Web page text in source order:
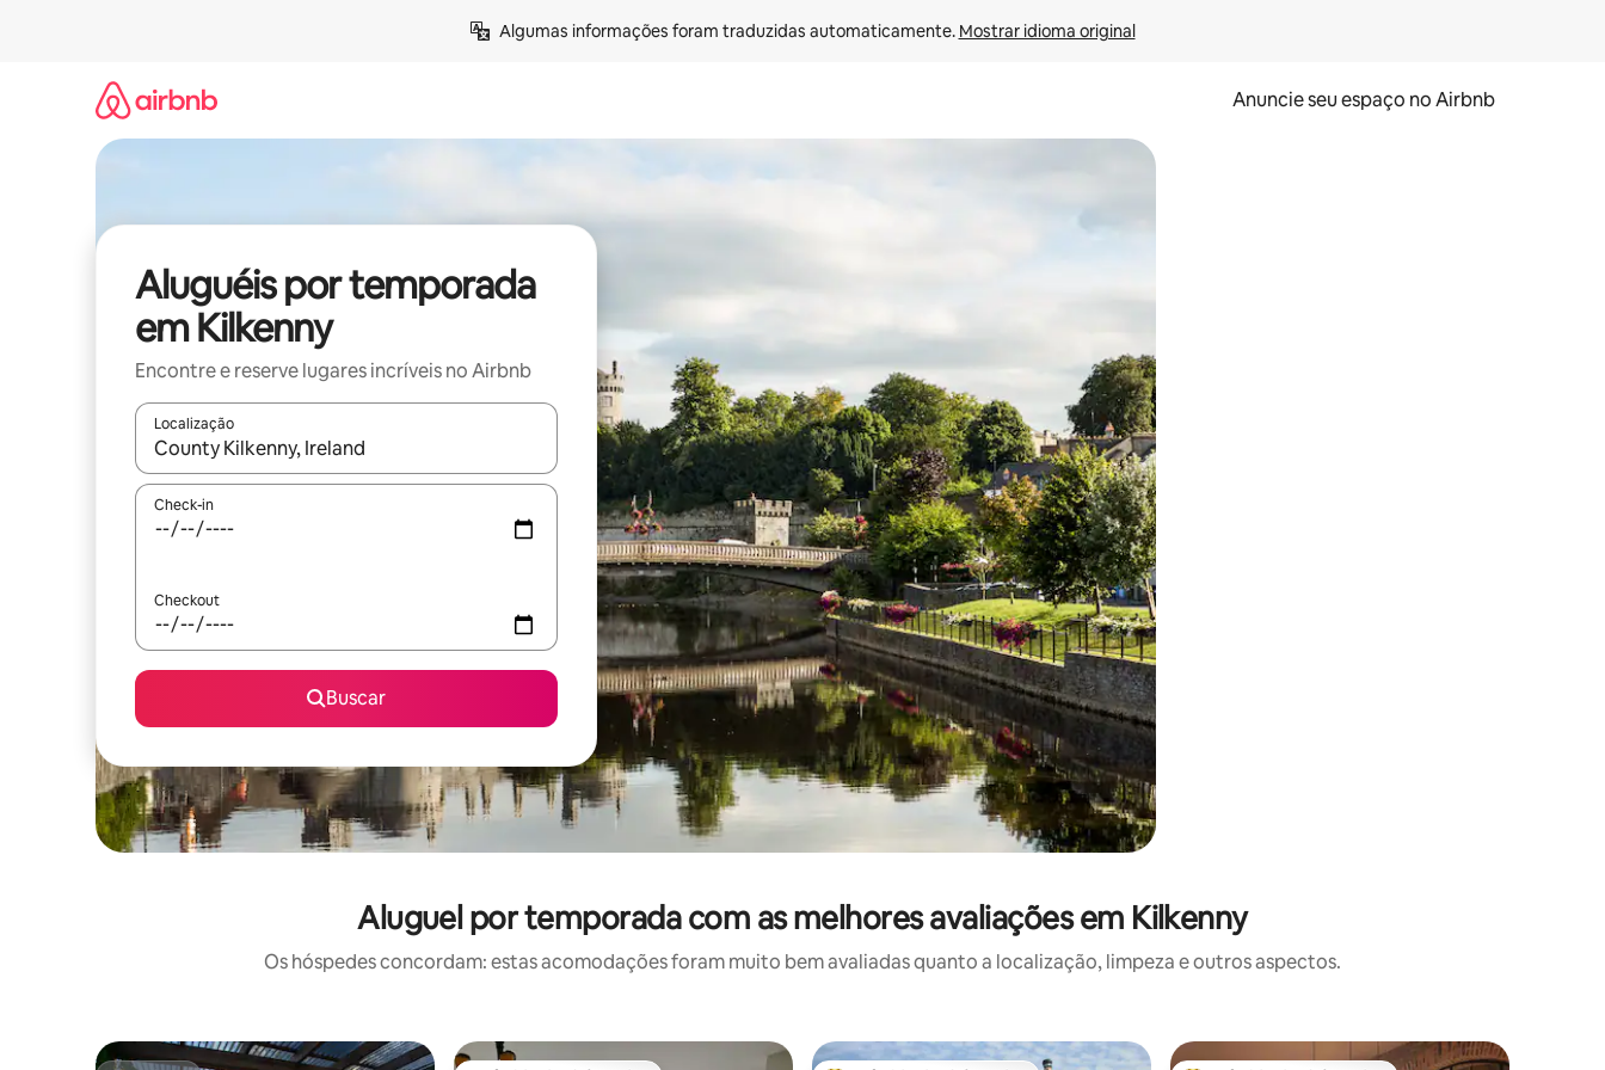
Algumas informações foram traduzidas automaticamente. Mostrar idioma original
Anuncie seu espaço no Airbnb
Aluguéis por temporada
em Kilkenny
Encontre e reserve lugares incríveis no Airbnb
Localização
Quando os resultados estiverem disponíveis, explore-os usando as seta para cima e para baixo do teclado ou tocando e deslizando o dedo na tela.
Check-in
Checkout
Buscar
Aluguel por temporada com as melhores avaliações em Kilkenny
Os hóspedes concordam: estas acomodações foram muito bem avaliadas quanto a localização, limpeza e outros aspectos.